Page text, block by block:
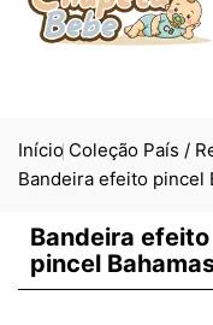
Início Coleção País /
Bandeira efeito pincel
Bandeira efeito
pincel